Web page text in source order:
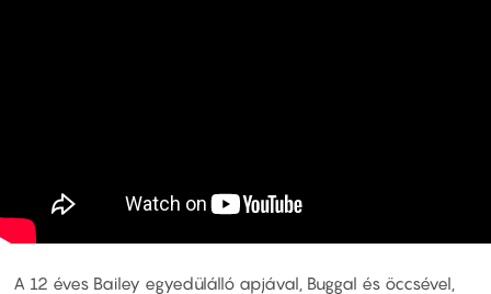
A 12 éves Bailey egyedülálló apjával, Buggal és öccsével,